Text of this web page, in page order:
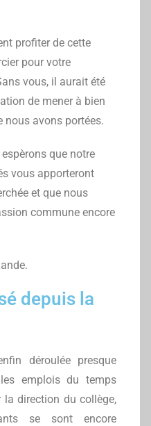
profiter de cette
pour votre
vous, il aurait été
de mener à bien
nous avons portées.
espèrons que notre
vous apporteront
et que nous
commune encore
depuis la
déroulée presque
emplois du temps
direction du collège,
se sont encore